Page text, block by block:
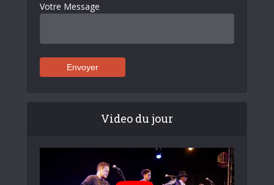
Votre Message
Video du jour